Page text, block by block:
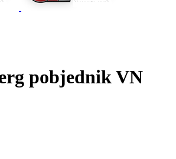
pobjednik VN